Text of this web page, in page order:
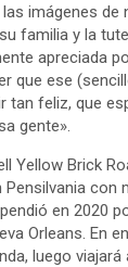
imágenes de
familia y la
apreciada
que ese
tan feliz, que
gente».
Yellow Brick
Pensilvania con
en 2020
Orleans. En
luego viajará